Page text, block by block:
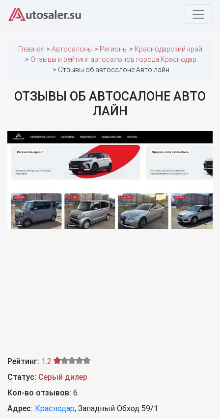
Главная Автосалоны Регионы
Краснодарский край
Отзывы и рейтинг автосалонов города Краснодар
Отзывы об автосалоне Авто лайн
ОТЗЫВЫ ОБ АВТОСАЛОНЕ АВТО
ЛАЙН
Рейтинг: 1.2
Статус: Серый дилер
Кол-во отзывов: 6
Адрес: Краснодар, Западный Обход 59/1